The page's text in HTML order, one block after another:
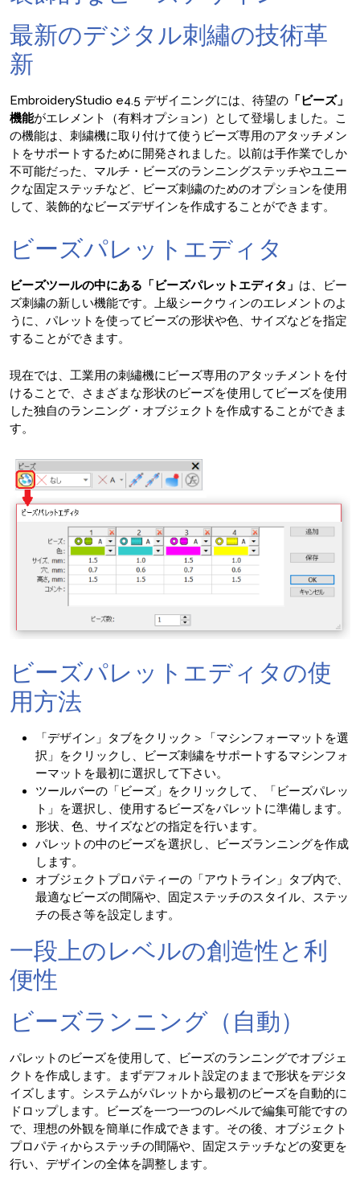
最新のデジタル刺繡の技術革
新
EmbroideryStudio e4.5 デザイニングには、待望の 「ビーズ」
機能がエレメント（有料オプション）として登場しました。こ
の機能は、刺繍機に取り付けて使うビーズ専用のアタッチメン
トをサポートするために開発されました。以前は手作業でしか
不可能だった、マルチ・ビーズのランニングステッチやユニー
クな固定ステッチなど、ビーズ刺繍のためのオプションを使用
して、装飾的なビーズデザインを作成することができます。
ビーズパレットエディタ
ビーズツールの中にある「ビーズパレットエディタ」 は、ビー
ズ刺繍の新しい機能です。上級シークウィンのエレメントのよ
うに、パレットを使ってビーズの形状や色、サイズなどを指定
することができます。
現在では、工業用の刺繡機にビーズ専用のアタッチメントを付
けることで、さまざまな形状のビーズを使用してビーズを使用
した独自のランニング・オブジェクトを作成することができま
す。
ビーズパレットエディタの使
用方法
「デザイン」タブをクリック＞「マシンフォーマットを選
択」をクリックし、ビーズ刺繍をサポートするマシンフォ
ーマットを最初に選択して下さい。
ツールバーの「ビーズ」をクリックして、「ビーズパレッ
ト」を選択し、使用するビーズをパレットに準備します。
形状、色、サイズなどの指定を行います。
パレットの中のビーズを選択し、ビーズランニングを作成
します。
オブジェクトプロパティーの「アウトライン」タブ内で、
最適なビーズの間隔や、固定ステッチのスタイル、ステッ
チの長さ等を設定します。
一段上のレベルの創造性と利
便性
ビーズランニング（自動）
パレットのビーズを使用して、ビーズのランニングでオブジェ
クトを作成します。まずデフォルト設定のままで形状をデジタ
イズします。システムがパレットから最初のビーズを自動的に
ドロップします。ビーズを一つ一つのレベルで編集可能ですの
で、理想の外観を簡単に作成できます。その後、オブジェクト
プロパティからステッチの間隔や、固定ステッチなどの変更を
行い、デザインの全体を調整します。